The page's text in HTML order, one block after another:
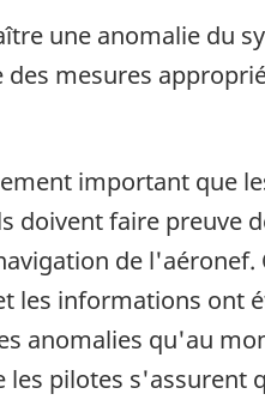
une anomalie du
des mesures
important que
doivent faire preuve
de
les informations ont
anomalies qu'au
les pilotes s'assurent